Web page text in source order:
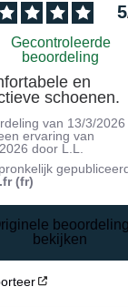
5
Gecontroleerde
beoordeling
en
schoenen.
van 13/3/2026
ervaring van
door L.L.
(fr)
bekijken